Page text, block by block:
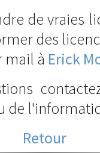
de vraies
des
mail à Erick
de
Retour